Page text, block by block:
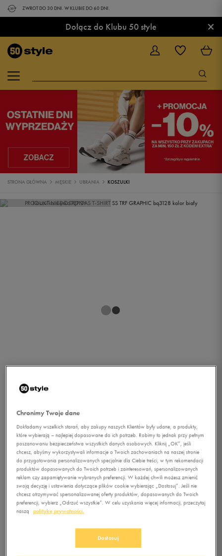
ZWROT DO 30 DNI. W KLUBIE DO 60 DNI.
Dołącz do Klubu 50 style ×
STRONA GŁÓWNA MĘSKIE UBRANIA KOSZULKI
PRODUKT NIEDOSTĘPNY
ADIDAS T-SHIRT SS TRF
GRAPHIC
0.0 (0 )
59,99złz Vat
+ 300 PKT WKLUBIE 50 STYLE
Produkt niedostępny
Chronimy Twoje dane
Dokładamy wszelkich starań, aby zakupy naszych Klientów były udane, a produkty,
które wybierają – najlepiej dopasowane do ich potrzeb. Robimy to jednak przy pełnym
poszanowaniu bezpieczeństwa wszystkich danych osobowych. Kliknij „OK”, jeśli
chcesz, abyśmy wykorzystywali informacje o Twoich zachowaniach na naszej stronie
do przygotowania personalizowanych specjalnie dla Ciebie treści, w tym rekomendacji
produktów dopasowanych do Twoich potrzeb i zainteresowań, spersonalizowanych
reklam czy zapamiętywanie wybranych preferencji. W każdej chwili możesz zmienić
swoją decyzję i ustawienia dotyczące plików cookie wybierając „Dostosuj”. Jeśli nie
chcesz otrzymywać spersonalizowanej oferty produktów, dopasowanych do Twoich
preferencji, wybierz „Odrzuć wszystkie”. W celu uzyskania więcej informacji, przeczytaj
naszą politykę prywatności.
Dostosuj